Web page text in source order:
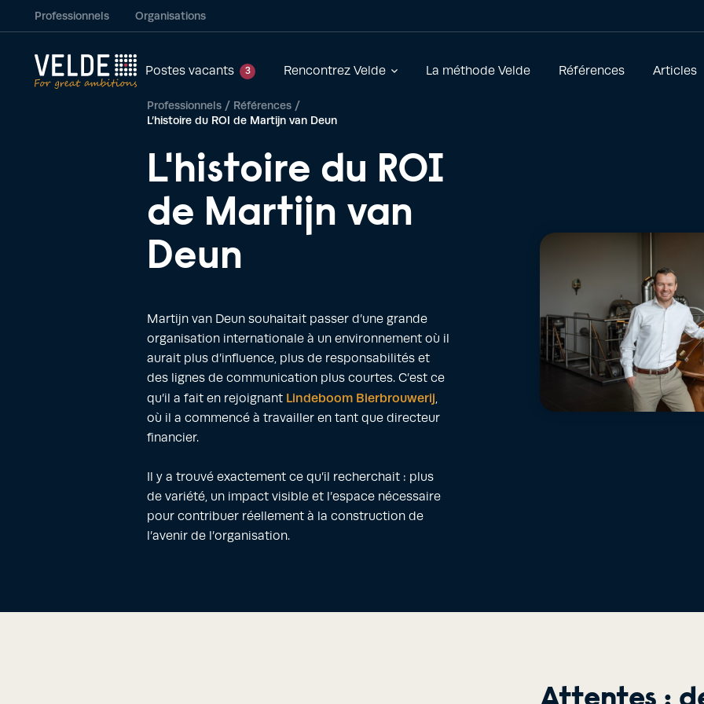
Professionnels Organisations
Postes vacants 3 Rencontrez Velde La méthode Velde Références Articles
Professionnels / Références /
L’histoire du ROI de Martijn van Deun
L'histoire du ROI
de Martijn van
Deun
Martijn van Deun souhaitait passer d’une grande
organisation internationale à un environnement où il
aurait plus d’influence, plus de responsabilités et
des lignes de communication plus courtes. C’est ce
qu’il a fait en rejoignant Lindeboom Bierbrouwerij,
où il a commencé à travailler en tant que directeur
financier.
Il y a trouvé exactement ce qu’il recherchait : plus
de variété, un impact visible et l’espace nécessaire
pour contribuer réellement à la construction de
l’avenir de l’organisation.